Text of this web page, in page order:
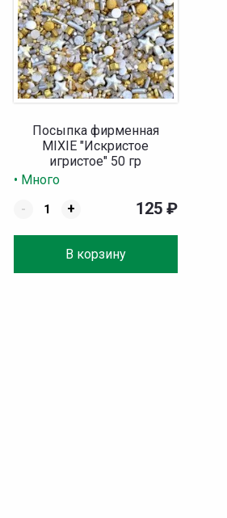
Посыпка фирменная
MIXIE "Искристое
игристое" 50 гр
• Много
-
+
В корзину
125 ₽